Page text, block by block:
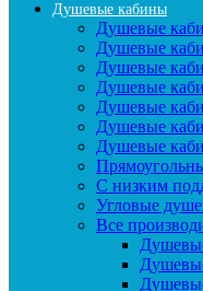
Душевые кабины
Душевые
Душевые
Душевые
Душевые
Душевые
Душевые
Душевые
С низким
Угловые
Все